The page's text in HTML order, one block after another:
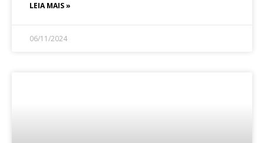
LEIA MAIS »
06/11/2024